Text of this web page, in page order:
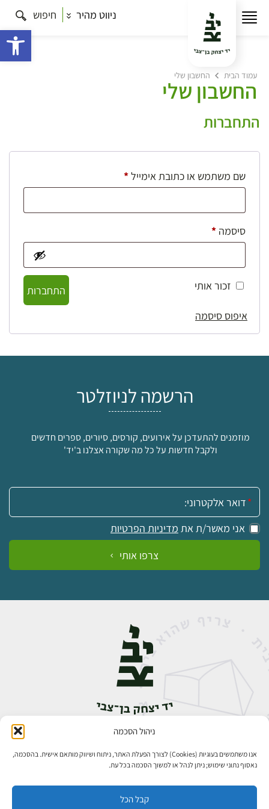
ניהול הסכמה
אנו משתמשים בעוגיות (Cookies) לצורך הפעלת האתר, ניתוח ושיווק מותאם אישית. בהסכמה,
נאסוף נתוני שימוש; ניתן לנהל או למשוך הסכמה בכל עת.
קבל הכל
ניווט מהיר חיפוש
עמוד הבית החשבון שלי
החשבון שלי
התחברות
שם משתמש או כתובת אימייל*חובה
סיסמה *חובה
זכור אותי
התחברות
איפוס סיסמה
הרשמה לניוזלטר
מוזמנים להתעדכן על אירועים, קורסים, סיורים, ספרים חדשים
ולקבל חדשות על כל מה שקורה אצלנו ב'יד'
אימייל:
אני מאשר/ת את מדיניות הפרטיות
צרפו אותי
אבן גבירול 14, רחביה, ירושלים